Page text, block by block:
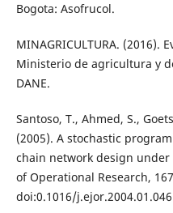
Bogota: Asofrucol.
MINAGRICULTURA. (2016).
Ministerio de agricultura y
DANE.
Santoso, T., Ahmed, S.,
(2005). A stochastic
chain network design
of Operational Research,
doi:0.1016/j.ejor.2004.01.046